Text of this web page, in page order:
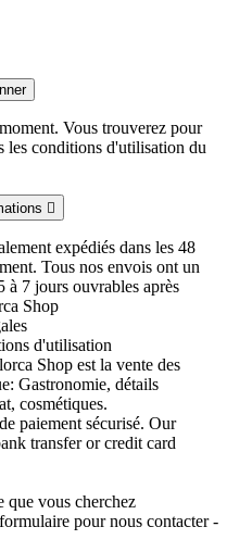
Vous trouverez pour
les conditions d'utilisation du

expédiés dans les 48
Tous nos envois ont un
7 jours ouvrables après
Shop
d'utilisation
Shop est la vente des
Gastronomie, détails
cosmétiques.
paiement sécurisé. Our
transfer or credit card
que vous cherchez
pour nous contacter -